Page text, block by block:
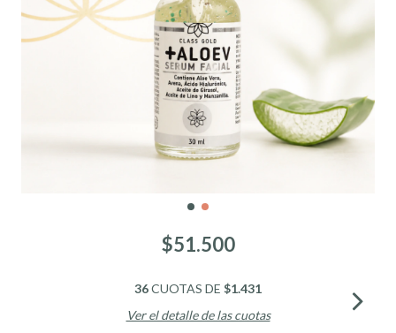
$51.500
36CUOTAS DE $1.431
Ver el detalle de las cuotas